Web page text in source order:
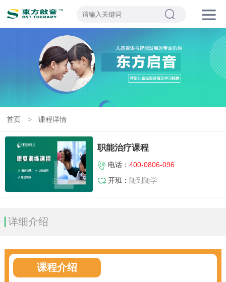
首页 > 课程详情
职能治疗课程
电话：400-0806-096
开班： 随到随学
详细介绍
课程介绍